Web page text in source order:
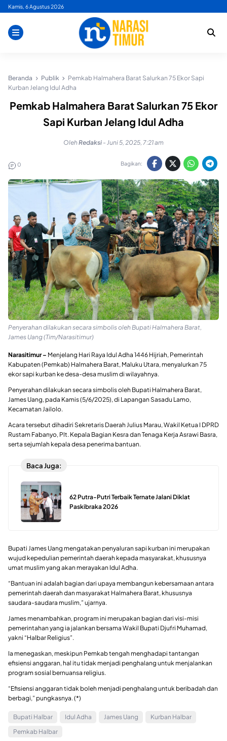
Skip
content
Kamis, 6 Agustus 2026
Beranda Publik
Pemkab Halmahera Barat Salurkan 75 Ekor Sapi
Kurban Jelang Idul Adha
Pemkab Halmahera Barat Salurkan 75 Ekor
Sapi Kurban Jelang Idul Adha
OlehRedaksi - Juni 5, 2025, 7:21 am
0 Bagikan:
Penyerahan dilakukan secara simbolis oleh Bupati Halmahera Barat,
James Uang (Tim/Narasitimur)
Narasitimur – Menjelang Hari Raya Idul Adha 1446 Hijriah, Pemerintah
Kabupaten (Pemkab) Halmahera Barat, Maluku Utara, menyalurkan 75
ekor sapi kurban ke desa-desa muslim di wilayahnya.
Penyerahan dilakukan secara simbolis oleh Bupati Halmahera Barat,
James Uang, pada Kamis (5/6/2025), di Lapangan Sasadu Lamo,
Kecamatan Jailolo.
Acara tersebut dihadiri Sekretaris Daerah Julius Marau, Wakil Ketua I DPRD
Rustam Fabanyo, Plt. Kepala Bagian Kesra dan Tenaga Kerja Asrawi Basra,
serta sejumlah kepala desa penerima bantuan.
Baca Juga:
62 Putra-Putri Terbaik Ternate Jalani Diklat
Paskibraka 2026
Bupati James Uang mengatakan penyaluran sapi kurban ini merupakan
wujud kepedulian pemerintah daerah kepada masyarakat, khususnya
umat muslim yang akan merayakan Idul Adha.
“Bantuan ini adalah bagian dari upaya membangun kebersamaan antara
pemerintah daerah dan masyarakat Halmahera Barat, khususnya
saudara-saudara muslim,” ujarnya.
James menambahkan, program ini merupakan bagian dari visi-misi
pemerintahan yang ia jalankan bersama Wakil Bupati Djufri Muhamad,
yakni “Halbar Religius”.
Ia menegaskan, meskipun Pemkab tengah menghadapi tantangan
efisiensi anggaran, hal itu tidak menjadi penghalang untuk menjalankan
program sosial bernuansa religius.
“Efisiensi anggaran tidak boleh menjadi penghalang untuk beribadah dan
berbagi,” pungkasnya. (*)
Bupati Halbar Idul Adha James Uang
Kurban Halbar
Pemkab Halbar